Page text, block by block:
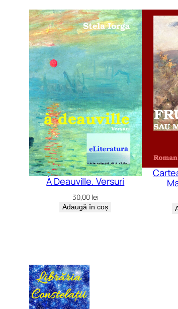
À Deauville. Versuri
30,00 lei
Adaugă în coș